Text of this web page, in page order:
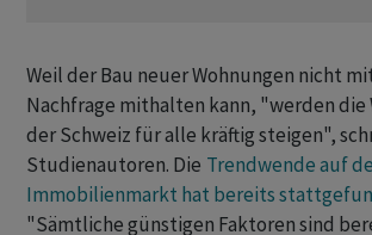
Weil der Bau neuer Wohnungen nicht
Nachfrage mithalten kann, "werden die
der Schweiz für alle kräftig steigen",
Studienautoren. Die Trendwende auf
Immobilienmarkt hat bereits
"Sämtliche günstigen Faktoren sind